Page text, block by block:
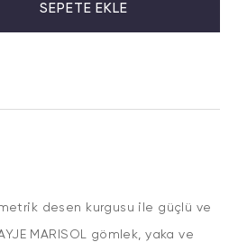
desen kurgusu ile güçlü ve
MARISOL gömlek, yaka ve